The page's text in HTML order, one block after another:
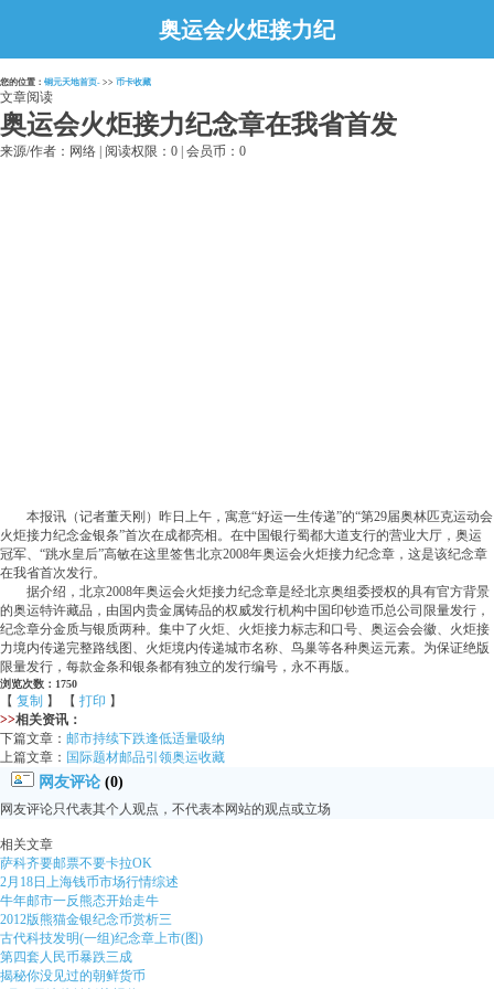
奥运会火炬接力纪
念章在我省首发
您的位置： 铜元天地首页- >> 币卡收藏
文章阅读
奥运会火炬接力纪念章在我省首发
来源/作者：网络 | 阅读权限：0 | 会员币：0
本报讯（记者董天刚）昨日上午，寓意“好运一生传递”的“第29届奥林匹克运动会
火炬接力纪念金银条”首次在成都亮相。在中国银行蜀都大道支行的营业大厅，奥运
冠军、“跳水皇后”高敏在这里签售北京2008年奥运会火炬接力纪念章，这是该纪念章
在我省首次发行。
据介绍，北京2008年奥运会火炬接力纪念章是经北京奥组委授权的具有官方背景
的奥运特许藏品，由国内贵金属铸品的权威发行机构中国印钞造币总公司限量发行，
纪念章分金质与银质两种。集中了火炬、火炬接力标志和口号、奥运会会徽、火炬接
力境内传递完整路线图、火炬境内传递城市名称、鸟巢等各种奥运元素。为保证绝版
限量发行，每款金条和银条都有独立的发行编号，永不再版。
浏览次数：1750
【 复制 】 【 打印 】
>>相关资讯：
下篇文章： 邮市持续下跌逢低适量吸纳
上篇文章： 国际题材邮品引领奥运收藏
网友评论 (0)
网友评论只代表其个人观点，不代表本网站的观点或立场
相关文章
萨科齐要邮票不要卡拉OK
2月18日上海钱币市场行情综述
牛年邮市一反熊态开始走牛
2012版熊猫金银纪念币赏析三
古代科技发明(一组)纪念章上市(图)
第四套人民币暴跌三成
揭秘你没见过的朝鲜货币